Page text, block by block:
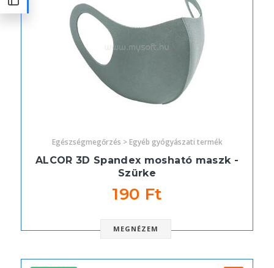
Egészségmegőrzés > Egyéb gyógyászati termék
ALCOR 3D Spandex mosható maszk -
Szürke
190 Ft
MEGNÉZEM